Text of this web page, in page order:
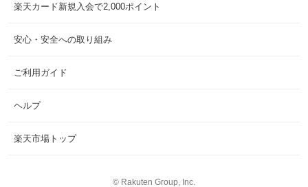
楽天カード新規入会で2,000ポイント
安心・安全への取り組み
ご利用ガイド
ヘルプ
楽天市場トップ
© Rakuten Group, Inc.